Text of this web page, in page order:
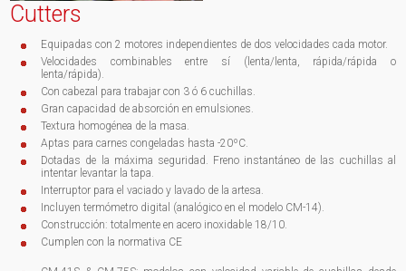
Cutters
Equipadas con 2 motores independientes de dos velocidades cada motor.
Velocidades combinables entre sí (lenta/lenta, rápida/rápida o
lenta/rápida).
Con cabezal para trabajar con 3 ó 6 cuchillas.
Gran capacidad de absorción en emulsiones.
Textura homogénea de la masa.
Aptas para carnes congeladas hasta -20ºC.
Dotadas de la máxima seguridad. Freno instantáneo de las cuchillas al
intentar levantar la tapa.
Interruptor para el vaciado y lavado de la artesa.
Incluyen termómetro digital (analógico en el modelo CM-14).
Construcción: totalmente en acero inoxidable 18/10.
Cumplen con la normativa CE